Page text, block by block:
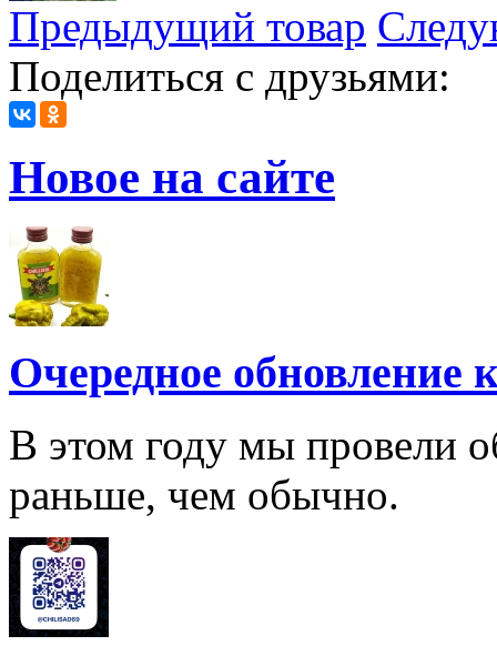
Предыдущий товар
Поделиться с друзьями:
Новое на сайте
Очередное обновление
В этом году мы провели
раньше, чем обычно.